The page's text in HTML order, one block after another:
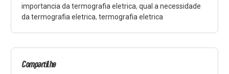
importancia da termografia eletrica, qual a necessidade
da termografia eletrica, termografia eletrica
Compartilhe